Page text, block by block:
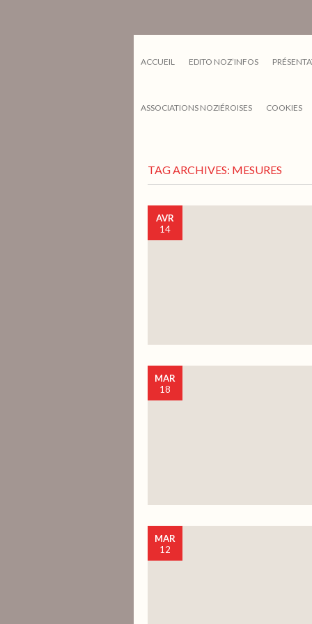
ACCUEIL EDITO NOZ’INFOS
ASSOCIATIONS NOZIÉROISES COOKIES
TAG ARCHIVES: MESURES
AVR
14
MAR
18
MAR
12